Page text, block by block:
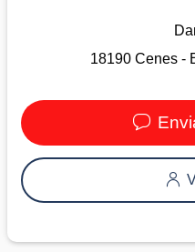
18190 Cenes -